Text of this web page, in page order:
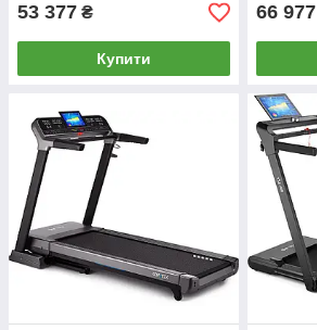
53 377 ₴
Купити
66 977